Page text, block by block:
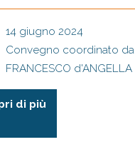
14 giugno 2024
Convegno coordinato da
FRANCESCO d'ANGELLA
di più